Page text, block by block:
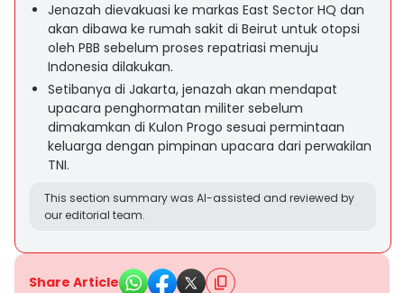
Jenazah dievakuasi ke markas East Sector HQ dan
akan dibawa ke rumah sakit di Beirut untuk otopsi
oleh PBB sebelum proses repatriasi menuju
Indonesia dilakukan.
Setibanya di Jakarta, jenazah akan mendapat
upacara penghormatan militer sebelum
dimakamkan di Kulon Progo sesuai permintaan
keluarga dengan pimpinan upacara dari perwakilan
TNI.
This section summary was AI-assisted and reviewed by
our editorial team.
Share Article